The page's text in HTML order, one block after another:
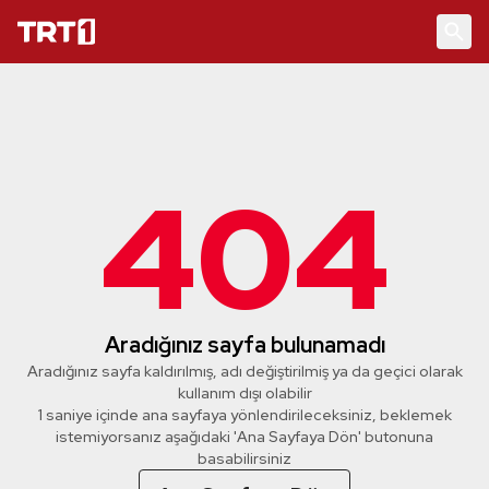
404
Aradığınız sayfa bulunamadı
Aradığınız sayfa kaldırılmış, adı değiştirilmiş ya da geçici olarak
kullanım dışı olabilir
1 saniye içinde ana sayfaya yönlendirileceksiniz, beklemek
istemiyorsanız aşağıdaki 'Ana Sayfaya Dön' butonuna
basabilirsiniz